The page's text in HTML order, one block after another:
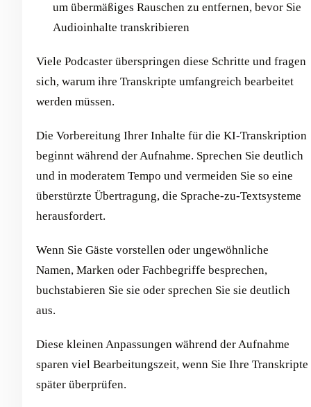
um übermäßiges Rauschen zu entfernen, bevor Sie
Audioinhalte transkribieren
Viele Podcaster überspringen diese Schritte und fragen
sich, warum ihre Transkripte umfangreich bearbeitet
werden müssen.
Die Vorbereitung Ihrer Inhalte für die KI-Transkription
beginnt während der Aufnahme. Sprechen Sie deutlich
und in moderatem Tempo und vermeiden Sie so eine
überstürzte Übertragung, die Sprache-zu-Textsysteme
herausfordert.
Wenn Sie Gäste vorstellen oder ungewöhnliche
Namen, Marken oder Fachbegriffe besprechen,
buchstabieren Sie sie oder sprechen Sie sie deutlich
aus.
Diese kleinen Anpassungen während der Aufnahme
sparen viel Bearbeitungszeit, wenn Sie Ihre Transkripte
später überprüfen.